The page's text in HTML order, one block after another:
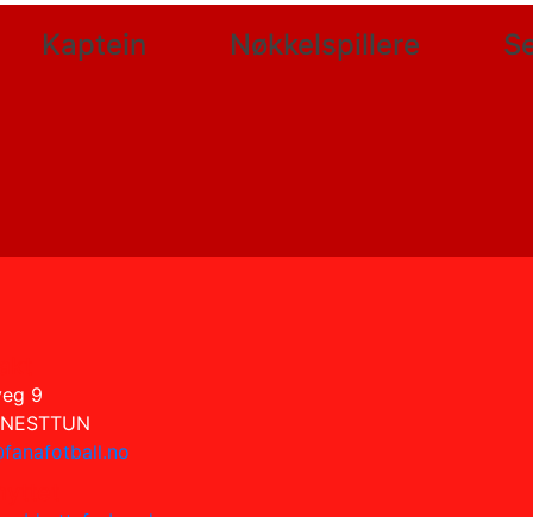
Kaptein Nøkkelspillere
9